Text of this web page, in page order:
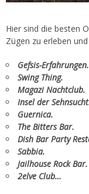
Hier sind die besten
Zügen zu erleben
Gefsis-Erfahrungen.
Swing Thing.
Magazi Nachtclub.
Insel der
Guernica.
The Bitters Bar.
Dish Bar Party
Sabbia.
Jailhouse Rock Bar.
2elve Club…